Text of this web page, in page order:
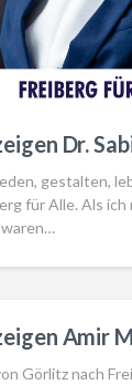
Dr.
gestalten,
für Alle. Als ich
waren…
Amir
Görlitz nach